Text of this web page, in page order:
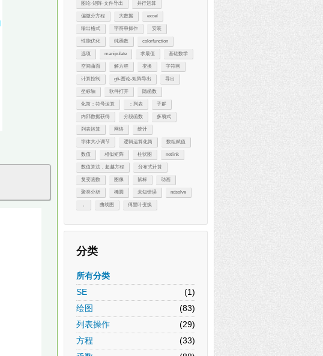
图论-矩阵-文件导出 并行运算
偏微分方程 大数据 excel
输出格式 字符串操作 安装
性能优化 纯函数 colorfunction
选项 manipulate 求最值 基础数学
空间曲面 解方程 变换 字符画
计算控制 g6-图论-矩阵导出 导出
坐标轴 软件打开 隐函数
化简；符号运算 ；列表 子群
内部数据获得 分段函数 多项式
列表运算 网络 统计
字体大小调节 逻辑运算化简 数组赋值
数值 相似矩阵 柱状图 netlink
数值算法，超越方程 分布式计算
复变函数 图像 鼠标 动画
聚类分析 椭圆 未知错误 ndsolve
， 曲线图 傅里叶变换
分类
所有分类
SE
(1)
绘图
(83)
列表操作
(29)
方程
(33)